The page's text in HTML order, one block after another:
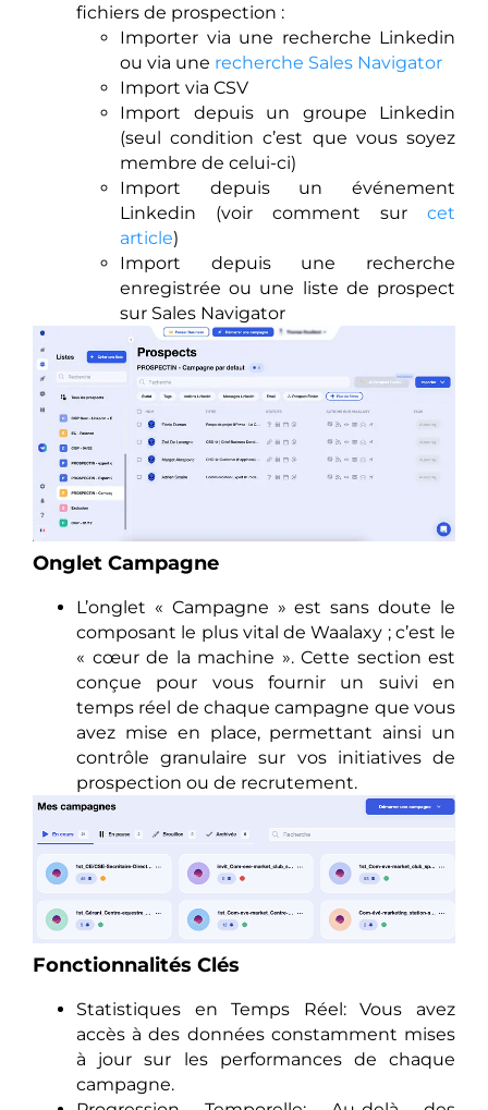
fichiers de prospection :
Importer via une recherche Linkedin
ou via une recherche Sales Navigator
Import via CSV
Import depuis un groupe Linkedin
(seul condition c’est que vous soyez
membre de celui-ci)
Import depuis un événement
Linkedin (voir comment sur cet
article)
Import depuis une recherche
enregistrée ou une liste de prospect
sur Sales Navigator
Onglet Campagne
L’onglet « Campagne » est sans doute le
composant le plus vital de Waalaxy ; c’est le
« cœur de la machine ». Cette section est
conçue pour vous fournir un suivi en
temps réel de chaque campagne que vous
avez mise en place, permettant ainsi un
contrôle granulaire sur vos initiatives de
prospection ou de recrutement.
Fonctionnalités Clés
Statistiques en Temps Réel: Vous avez
accès à des données constamment mises
à jour sur les performances de chaque
campagne.